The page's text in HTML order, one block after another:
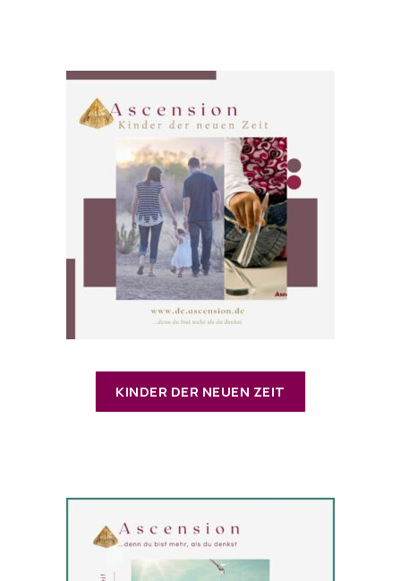
KINDER DER NEUEN ZEIT